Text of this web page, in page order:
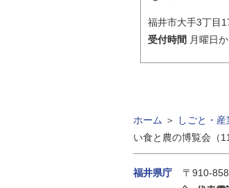
福井市大手3丁目
受付時間 月曜日
ホーム ＞ しごと・産
い食と農の博覧会（
福井県庁 〒910-